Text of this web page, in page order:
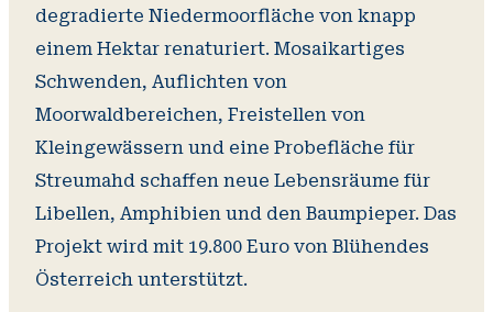
degradierte Niedermoorfläche von knapp
einem Hektar renaturiert. Mosaikartiges
Schwenden, Auflichten von
Moorwaldbereichen, Freistellen von
Kleingewässern und eine Probefläche für
Streumahd schaffen neue Lebensräume für
Libellen, Amphibien und den Baumpieper. Das
Projekt wird mit 19.800 Euro von Blühendes
Österreich unterstützt.